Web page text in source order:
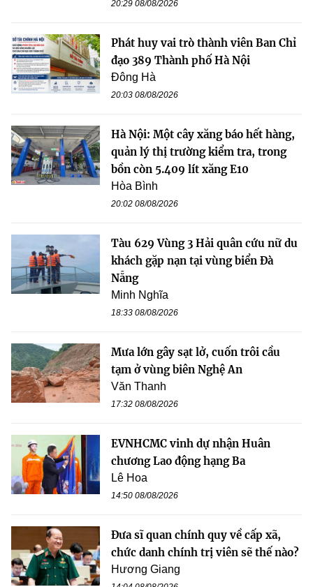
20:29 08/08/2026
Phát huy vai trò thành viên Ban Chỉ
đạo 389 Thành phố Hà Nội
Đông Hà
20:03 08/08/2026
Hà Nội: Một cây xăng báo hết hàng,
quản lý thị trường kiểm tra, trong
bồn còn 5.409 lít xăng E10
Hòa Bình
20:02 08/08/2026
Tàu 629 Vùng 3 Hải quân cứu nữ du
khách gặp nạn tại vùng biển Đà
Nẵng
Minh Nghĩa
18:33 08/08/2026
Mưa lớn gây sạt lở, cuốn trôi cầu
tạm ở vùng biên Nghệ An
Văn Thanh
17:32 08/08/2026
EVNHCMC vinh dự nhận Huân
chương Lao động hạng Ba
Lê Hoa
14:50 08/08/2026
Đưa sĩ quan chính quy về cấp xã,
chức danh chính trị viên sẽ thế nào?
Hương Giang